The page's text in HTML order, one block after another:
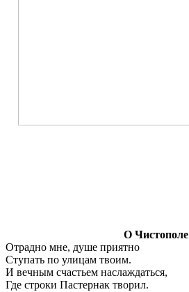
О Чистополе
Отрадно мне, душе приятно
Ступать по улицам твоим.
И вечным счастьем наслаждаться,
Где строки Пастернак творил.